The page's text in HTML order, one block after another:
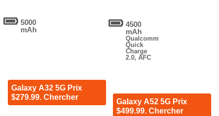
5000
mAh
Galaxy A32 5G Prix
$279.99. Chercher
4500
mAh
Qualcomm
Quick
Charge
2.0, AFC
Galaxy A52 5G Prix
$499.99. Chercher